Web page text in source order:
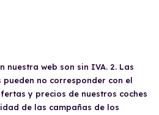
nuestra web son sin IVA. 2. Las
pueden no corresponder con el
y precios de nuestros coches
de las campañas de los